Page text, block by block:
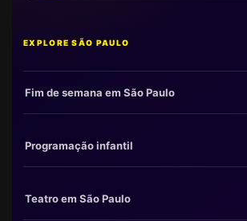
EXPLORE SÃO PAULO
Fim de semana em São Paulo
Programação infantil
Teatro em São Paulo